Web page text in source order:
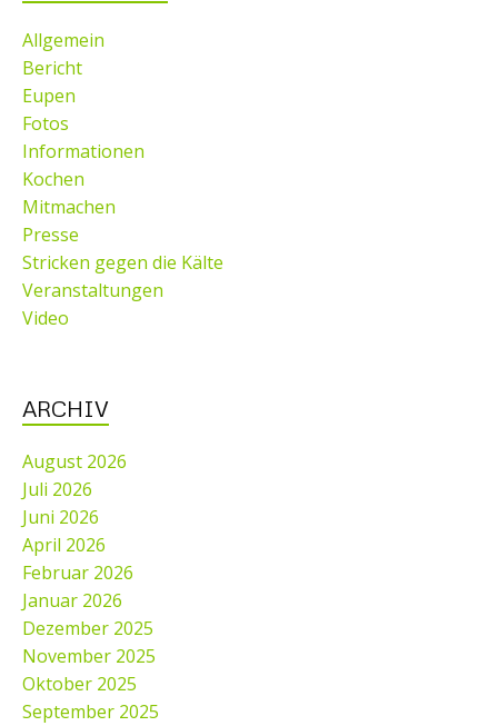
Allgemein
Bericht
Eupen
Fotos
Informationen
Kochen
Mitmachen
Presse
Stricken gegen die Kälte
Veranstaltungen
Video
ARCHIV
August 2026
Juli 2026
Juni 2026
April 2026
Februar 2026
Januar 2026
Dezember 2025
November 2025
Oktober 2025
September 2025